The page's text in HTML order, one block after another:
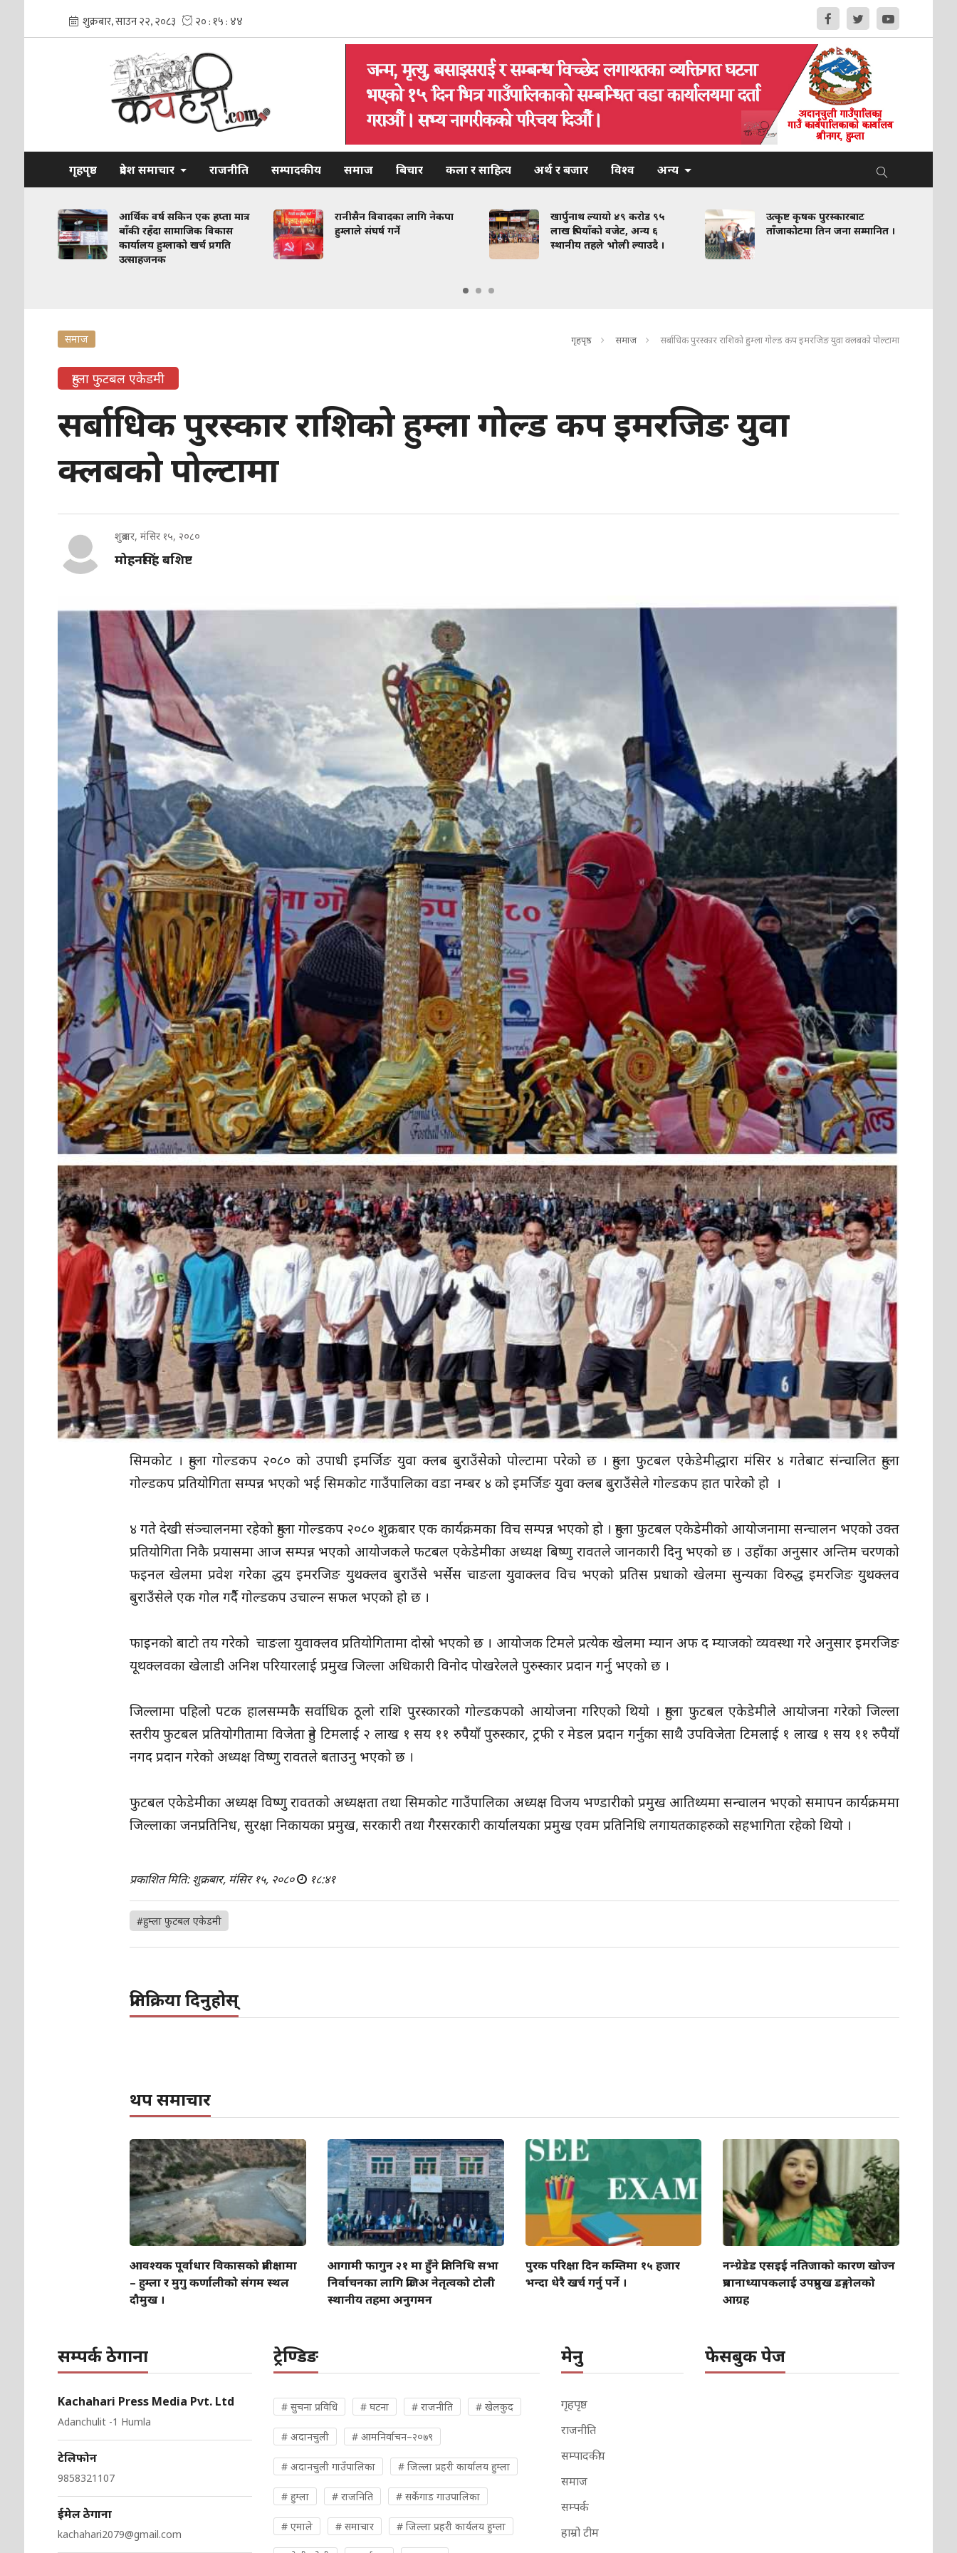
गृहपृष्ठ प्रदेश समाचार राजनीति सम्पादकीय समाज बिचार कला र साहित्य अर्थ र बजार विश्व अन्य
आर्थिक वर्ष सकिन एक हप्ता मात्र
बाँकी रहँदा सामाजिक विकास
कार्यालय हुम्लाको खर्च प्रगति
उत्साहजनक
रानीसैन विवादका लागि नेकपा
हुम्लाले संघर्ष गर्ने
खार्पुनाथ ल्यायो ४९ करोड ९५
लाख रुपियाँको वजेट, अन्य ६
स्थानीय तहले भोली ल्याउदै ।
उत्कृष्ट कृषक पुरस्कारबाट
ताँजाकोटमा तिन जना सम्मानित ।
समाज गृहपृष्ठ समाज सर्बाधिक पुरस्कार राशिको हुम्ला गोल्ड कप इमरजिङ युवा क्लबको पोल्टामा
हुम्ला फुटबल एकेडमी
सर्बाधिक पुरस्कार राशिको हुम्ला गोल्ड कप इमरजिङ युवा
क्लबको पोल्टामा
शुक्रबार, मंसिर १५, २०८०
मोहनसिंह बशिष्ट
सिमकोट । हुम्ला गोल्डकप २०८० को उपाधी इमर्जिङ युवा क्लब बुराउँसेको पोल्टामा परेको छ । हुम्ला फुटबल एकेडेमीद्धारा मंसिर ४ गतेबाट संन्चालित हुम्ला
गोल्डकप प्रतियोगिता सम्पन्न भएको भई सिमकोट गाउँपालिका वडा नम्बर ४ को इमर्जिङ युवा क्लब बुराउँसेले गोल्डकप हात पारेकोे हो ।
४ गते देखी संञ्चालनमा रहेको हुम्ला गोल्डकप २०८० शुक्रबार एक कार्यक्रमका विच सम्पन्न भएको हो । हुम्ला फुटबल एकेडेमीको आयोजनामा सन्चालन भएको उक्त
प्रतियोगिता निकै प्रयासमा आज सम्पन्न भएको आयोजकले फटबल एकेडेमीका अध्यक्ष बिष्णु रावतले जानकारी दिनु भएको छ । उहाँका अनुसार अन्तिम चरणको
फइनल खेलमा प्रवेश गरेका द्धय इमरजिङ युथक्लव बुराउँसे भर्सेस चाङला युवाक्लव विच भएको प्रतिस प्रधाको खेलमा सुन्यका विरुद्ध इमरजिङ युथक्लव
बुराउँसेले एक गोल गर्दैै गोल्डकप उचाल्न सफल भएको हो छ ।
फाइनको बाटो तय गरेको चाङला युवाक्लव प्रतियोगितामा दोस्रो भएको छ । आयोजक टिमले प्रत्येक खेलमा म्यान अफ द म्याजको व्यवस्था गरे अनुसार इमरजिङ
यूथक्लवका खेलाडी अनिश परियारलाई प्रमुख जिल्ला अधिकारी विनोद पोखरेलले पुरुस्कार प्रदान गर्नु भएको छ ।
जिल्लामा पहिलो पटक हालसम्मकै सर्वाधिक ठूलो राशि पुरस्कारको गोल्डकपको आयोजना गरिएको थियो । हुम्ला फुटबल एकेडेमीले आयोजना गरेको जिल्ला
स्तरीय फुटबल प्रतियोगीतामा विजेता हुने टिमलाई २ लाख १ सय ११ रुपैयाँ पुरुस्कार, ट्रफी र मेडल प्रदान गर्नुका साथै उपविजेता टिमलाई १ लाख १ सय ११ रुपैयाँ
नगद प्रदान गरेको अध्यक्ष विष्णु रावतले बताउनु भएको छ ।
फुटबल एकेडेमीका अध्यक्ष विष्णु रावतको अध्यक्षता तथा सिमकोट गाउँपालिका अध्यक्ष विजय भण्डारीको प्रमुख आतिथ्यमा सन्चालन भएको समापन कार्यक्रममा
जिल्लाका जनप्रतिनिध, सुरक्षा निकायका प्रमुख, सरकारी तथा गैरसरकारी कार्यालयका प्रमुख एवम प्रतिनिधि लगायतकाहरुको सहभागिता रहेको थियो ।
प्रकाशित मिति: शुक्रबार, मंसिर १५, २०८० १८:४१
#हुम्ला फुटबल एकेडमी
प्रतिक्रिया दिनुहोस्
थप समाचार
आवश्यक पूर्वाधार विकासको प्रतीक्षामा
– हुम्ला र मुगु कर्णालीको संगम स्थल
दौमुख ।
आगामी फागुन २१ मा हुँने प्रतिनिधि सभा
निर्वाचनका लागि प्रजिअ नेतृत्वको टोली
स्थानीय तहमा अनुगमन
पुरक परिक्षा दिन कम्तिमा १५ हजार
भन्दा धेरै खर्च गर्नु पर्ने ।
नन्ग्रेडेड एसइई नतिजाको कारण खोज्न
प्रधानाध्यापकलाई उपप्रमुख डङ्गोलको
आग्रह
सम्पर्क ठेगाना
Kachahari Press Media Pvt. Ltd
Adanchulit -1 Humla
टेलिफोन
9858321107
ईमेल ठेगाना
kachahari2079@gmail.com
ट्रेण्डिङ
# सुचना प्रविधि # घटना # राजनीति # खेलकुद
# अदानचुली # आमनिर्वाचन–२०७९
# अदानचुली गाउँपालिका # जिल्ला प्रहरी कार्यालय हुम्ला
# हुम्ला # राजनिति # सर्केगाड गाउपालिका
# एमाले # समाचार # जिल्ला प्रहरी कार्यलय हुम्ला
मेनु
गृहपृष्ठ
राजनीति
सम्पादकीय
समाज
सम्पर्क
हाम्रो टीम
फेसबुक पेज